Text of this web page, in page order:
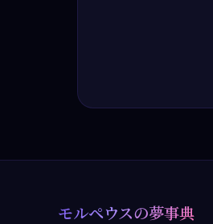
モルペウスの夢事典